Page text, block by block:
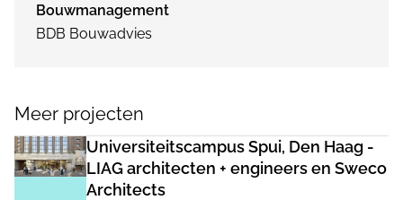
Bouwmanagement
BDB Bouwadvies
Meer projecten
Universiteitscampus Spui, Den Haag -
LIAG architecten + engineers en Sweco
Architects